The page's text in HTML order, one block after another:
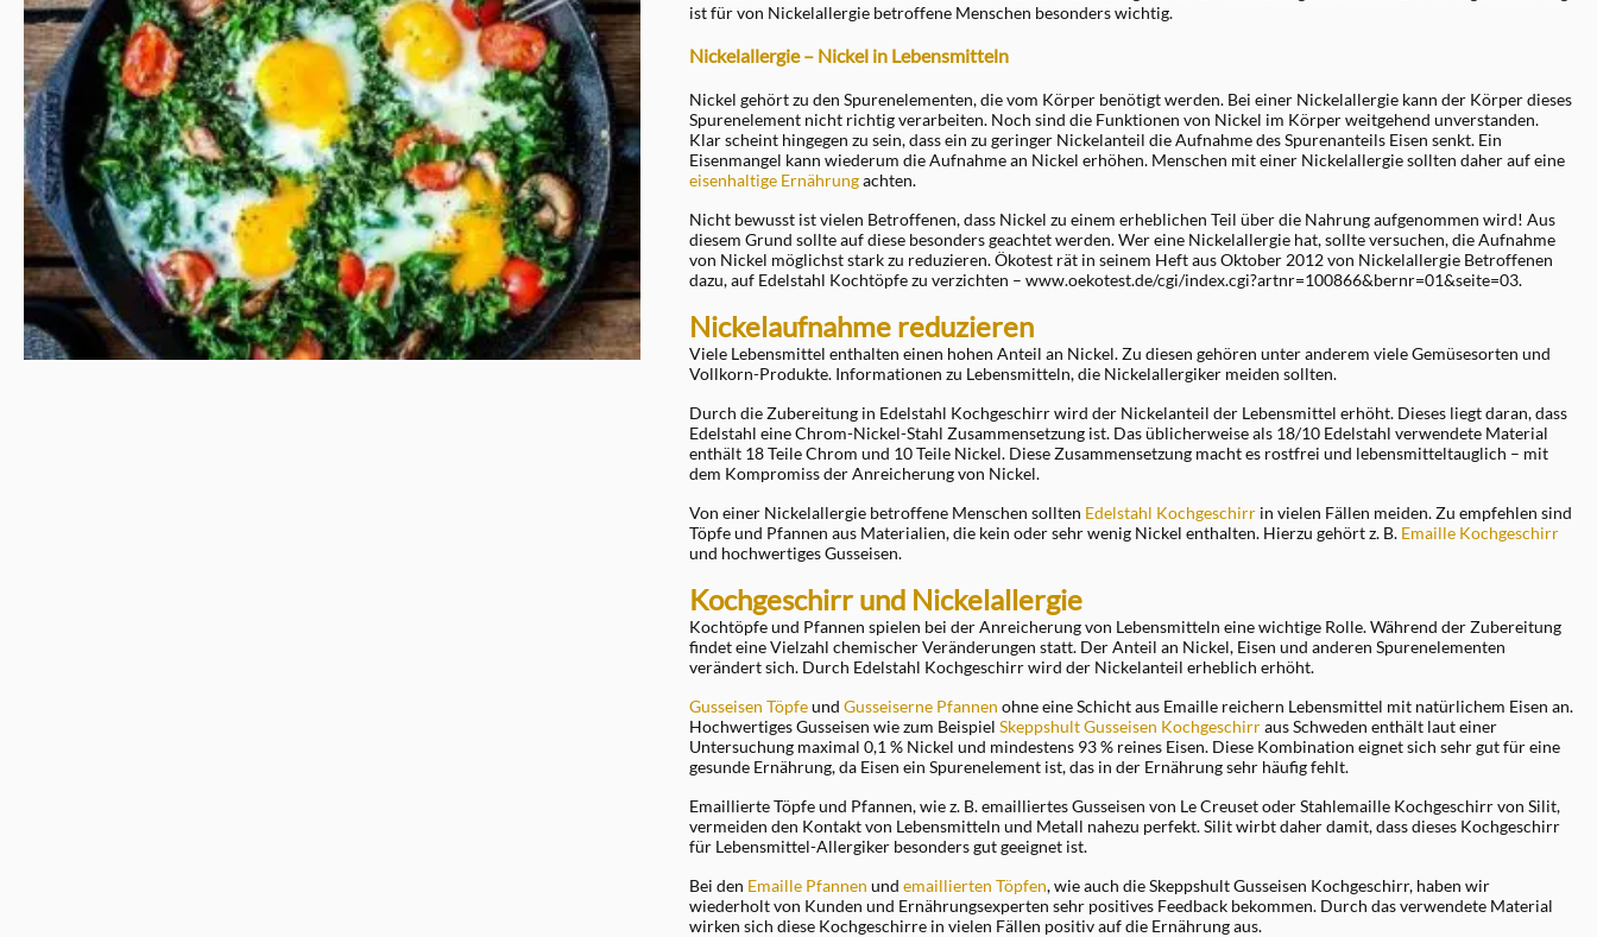
ist für von Nickelallergie betroffene Menschen besonders wichtig.
Nickelallergie – Nickel in Lebensmitteln
Nickel gehört zu den Spurenelementen, die vom Körper benötigt werden. Bei einer Nickelallergie kann der Körper dieses
Spurenelement nicht richtig verarbeiten. Noch sind die Funktionen von Nickel im Körper weitgehend unverstanden.
Klar scheint hingegen zu sein, dass ein zu geringer Nickelanteil die Aufnahme des Spurenanteils Eisen senkt. Ein
Eisenmangel kann wiederum die Aufnahme an Nickel erhöhen. Menschen mit einer Nickelallergie sollten daher auf eine
eisenhaltige Ernährungachten.
Nicht bewusst ist vielen Betroffenen, dass Nickel zu einem erheblichen Teil über die Nahrung aufgenommen wird! Aus
diesem Grund sollte auf diese besonders geachtet werden. Wer eine Nickelallergie hat, sollte versuchen, die Aufnahme
von Nickel möglichst stark zu reduzieren. Ökotest rät in seinem Heft aus Oktober 2012 von Nickelallergie Betroffenen
dazu, auf Edelstahl Kochtöpfe zu verzichten – www.oekotest.de/cgi/index.cgi?artnr=100866&bernr=01&seite=03.
Nickelaufnahme reduzieren
Viele Lebensmittel enthalten einen hohen Anteil an Nickel. Zu diesen gehören unter anderem viele Gemüsesorten und
Vollkorn-Produkte. Informationen zu Lebensmitteln, die Nickelallergiker meiden sollten.
Durch die Zubereitung in Edelstahl Kochgeschirr wird der Nickelanteil der Lebensmittel erhöht. Dieses liegt daran, dass
Edelstahl eine Chrom-Nickel-Stahl Zusammensetzung ist. Das üblicherweise als 18/10 Edelstahl verwendete Material
enthält 18 Teile Chrom und 10 Teile Nickel. Diese Zusammensetzung macht es rostfrei und lebensmitteltauglich – mit
dem Kompromiss der Anreicherung von Nickel.
Von einer Nickelallergie betroffene Menschen sollten Edelstahl Kochgeschirr in vielen Fällen meiden. Zu empfehlen sind
Töpfe und Pfannen aus Materialien, die kein oder sehr wenig Nickel enthalten. Hierzu gehört z. B. Emaille Kochgeschirr
und hochwertiges Gusseisen.
Kochgeschirr und Nickelallergie
Kochtöpfe und Pfannen spielen bei der Anreicherung von Lebensmitteln eine wichtige Rolle. Während der Zubereitung
findet eine Vielzahl chemischer Veränderungen statt. Der Anteil an Nickel, Eisen und anderen Spurenelementen
verändert sich. Durch Edelstahl Kochgeschirr wird der Nickelanteil erheblich erhöht.
Gusseisen Töpfeund Gusseiserne Pfannen ohne eine Schicht aus Emaille reichern Lebensmittel mit natürlichem Eisen an.
Hochwertiges Gusseisen wie zum Beispiel Skeppshult Gusseisen Kochgeschirraus Schweden enthält laut einer
Untersuchung maximal 0,1 % Nickel und mindestens 93 % reines Eisen. Diese Kombination eignet sich sehr gut für eine
gesunde Ernährung, da Eisen ein Spurenelement ist, das in der Ernährung sehr häufig fehlt.
Emaillierte Töpfe und Pfannen, wie z. B. emailliertes Gusseisen von Le Creuset oder Stahlemaille Kochgeschirr von Silit,
vermeiden den Kontakt von Lebensmitteln und Metall nahezu perfekt. Silit wirbt daher damit, dass dieses Kochgeschirr
für Lebensmittel-Allergiker besonders gut geeignet ist.
Bei den Emaille Pfannen und emaillierten Töpfen, wie auch die Skeppshult Gusseisen Kochgeschirr, haben wir
wiederholt von Kunden und Ernährungsexperten sehr positives Feedback bekommen. Durch das verwendete Material
wirken sich diese Kochgeschirre in vielen Fällen positiv auf die Ernährung aus.